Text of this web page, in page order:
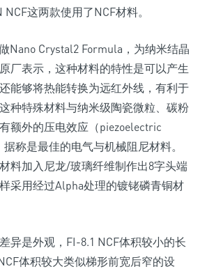
这两款使用了NCF材料。
Nano Crystal2 Formula，为纳米结晶
厂表示，这种材料的特性是可以产生
能够将热能转换为远红外线，有利于
种特殊材料与纳米级陶瓷微粒、碳粉
额外的压电效应（piezoelectric
称是最佳的电气与机械阻尼材料。
料加入尼龙/玻璃纤维制作出8字头端
采用经过Alpha处理的镀铑磷青铜材
异是外观，FI-8.1 NCF体积较小的长
体积较大类似梯形前宽后窄的设